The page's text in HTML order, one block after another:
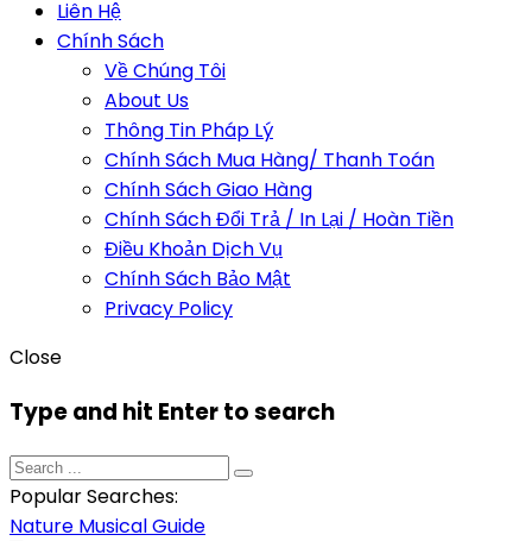
Liên Hệ
Chính Sách
Về Chúng Tôi
About Us
Thông Tin Pháp Lý
Chính Sách Mua Hàng/ Thanh Toán
Chính Sách Giao Hàng
Chính Sách Đổi Trả / In Lại / Hoàn Tiền
Điều Khoản Dịch Vụ
Chính Sách Bảo Mật
Privacy Policy
Close
Type and hit Enter to search
Popular Searches:
Nature MusicalGuide